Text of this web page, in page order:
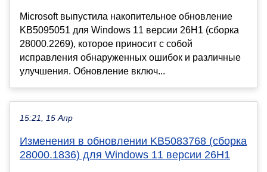
Microsoft выпустила накопительное обновление
KB5095051 для Windows 11 версии 26H1 (сборка
28000.2269), которое приносит с собой
исправления обнаруженных ошибок и различные
улучшения. Обновление включ...
15:21, 15 Апр
Изменения в обновлении KB5083768 (сборка
28000.1836) для Windows 11 версии 26H1